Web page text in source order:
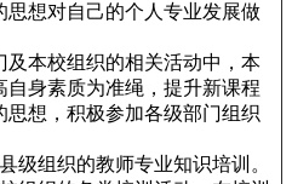
思想对自己的个人专业发展做
本校组织的相关活动中，本
自身素质为准绳，提升新课程
思想，积极参加各级部门组织
级组织的教师专业知识培训。